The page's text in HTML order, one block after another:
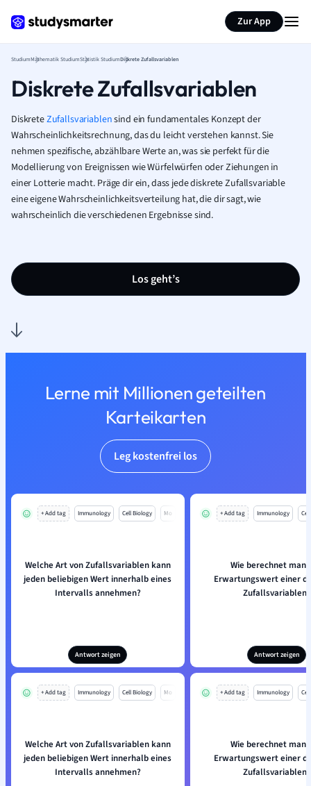
Zur App
StudiumMathematik StudiumStatistik StudiumDiskrete Zufallsvariablen
Diskrete Zufallsvariablen
DiskreteZufallsvariablensind ein fundamentales Konzept der
Wahrscheinlichkeitsrechnung, das du leicht verstehen kannst. Sie
nehmen spezifische, abzählbare Werte an, was sie perfekt für die
Modellierung von Ereignissen wie Würfelwürfen oder Ziehungen in
einer Lotterie macht. Präge dir ein, dass jede diskrete Zufallsvariable
eine eigene Wahrscheinlichkeitsverteilung hat, die dir sagt, wie
wahrscheinlich die verschiedenen Ergebnisse sind.
Los geht’s
Lerne mit Millionen geteilten
Karteikarten
Leg kostenfrei los
+ Add tag Immunology Cell Biology Mo
Welche Art von Zufallsvariablen kann
jeden beliebigen Wert innerhalb eines
Intervalls annehmen?
Antwort zeigen
+ Add tag Immunology
Wie berechnet man
Erwartungswert einer
Zufallsvariablen?
Antwort zeigen
+ Add tag Immunology Cell Biology Mo
Welche Art von Zufallsvariablen kann
jeden beliebigen Wert innerhalb eines
Intervalls annehmen?
+ Add tag Immunology
Wie berechnet man
Erwartungswert einer
Zufallsvariablen?